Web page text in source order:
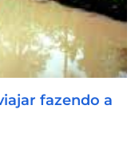
fazendo a